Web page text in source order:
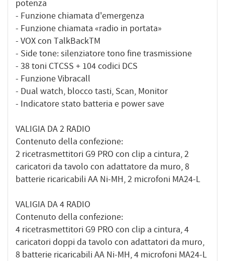
potenza
- Funzione chiamata d'emergenza
- Funzione chiamata «radio in portata»
- VOX con TalkBackTM
- Side tone: silenziatore tono fine trasmissione
- 38 toni CTCSS + 104 codici DCS
- Funzione Vibracall
- Dual watch, blocco tasti, Scan, Monitor
- Indicatore stato batteria e power save
VALIGIA DA 2 RADIO
Contenuto della confezione:
2 ricetrasmettitori G9 PRO con clip a cintura, 2
caricatori da tavolo con adattatore da muro, 8
batterie ricaricabili AA Ni-MH, 2 microfoni MA24-L
VALIGIA DA 4 RADIO
Contenuto della confezione:
4 ricetrasmettitori G9 PRO con clip a cintura, 4
caricatori doppi da tavolo con adattatori da muro,
8 batterie ricaricabili AA Ni-MH, 4 microfoni MA24-L